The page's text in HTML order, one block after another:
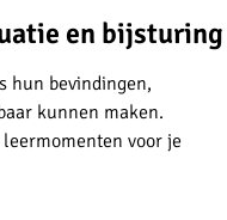
en bijsturing
hun bevindingen,
kunnen maken.
voor je